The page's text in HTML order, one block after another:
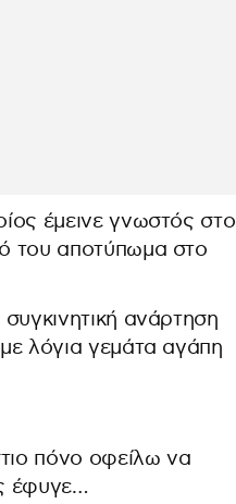
έμεινε γνωστός στο
του αποτύπωμα στο
ανάρτηση
λόγια γεμάτα αγάπη
πόνο οφείλω να
έφυγε…